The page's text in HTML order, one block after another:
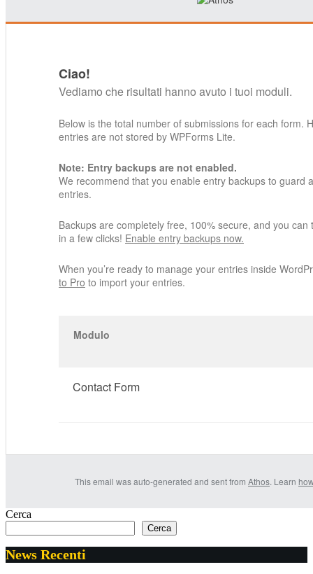
Ciao!
Vediamo che risultati hanno avuto i tuoi moduli.
Below is the total number of submissions for each form.
entries are not stored by WPForms Lite.
Note: Entry backups are not enabled.
We recommend that you enable entry backups to guard
entries.
Backups are completely free, 100% secure, and you can
in a few clicks! Enable entry backups now.
When you’re ready to manage your entries inside
to Pro to import your entries.
Modulo
Contact Form
This email was auto-generated and sent from Athos. Learn
Cerca
Cerca
News Recenti